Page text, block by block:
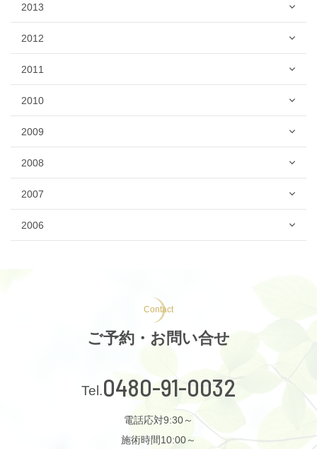
2013
2012
2011
2010
2009
2008
2007
2006
Contact
ご予約・お問い合せ
0480-91-0032
電話応対9:30～
施術時間10:00～